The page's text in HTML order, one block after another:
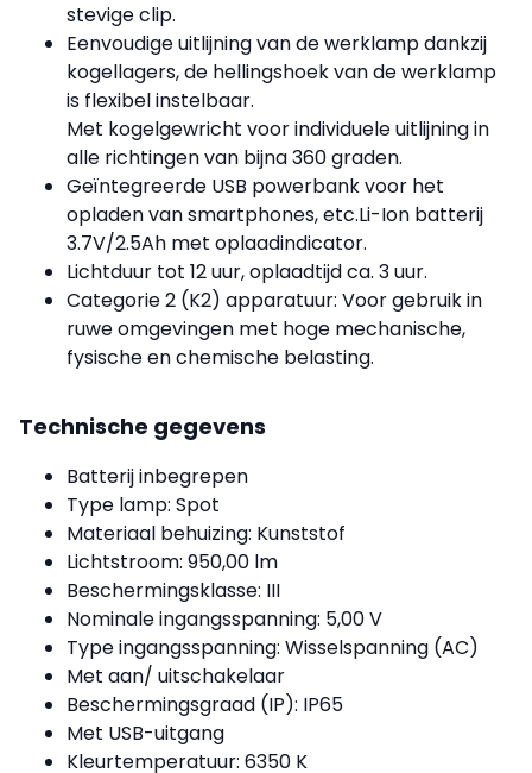
stevige clip.
Eenvoudige uitlijning van de werklamp dankzij
kogellagers, de hellingshoek van de werklamp
is flexibel instelbaar.
Met kogelgewricht voor individuele uitlijning in
alle richtingen van bijna 360 graden.
Geïntegreerde USB powerbank voor het
opladen van smartphones, etc.Li-Ion batterij
3.7V/2.5Ah met oplaadindicator.
Lichtduur tot 12 uur, oplaadtijd ca. 3 uur.
Categorie 2 (K2) apparatuur: Voor gebruik in
ruwe omgevingen met hoge mechanische,
fysische en chemische belasting.
Technische gegevens
Batterij inbegrepen
Type lamp: Spot
Materiaal behuizing: Kunststof
Lichtstroom: 950,00 lm
Beschermingsklasse: III
Nominale ingangsspanning: 5,00 V
Type ingangsspanning: Wisselspanning (AC)
Met aan/ uitschakelaar
Beschermingsgraad (IP): IP65
Met USB-uitgang
Kleurtemperatuur: 6350 K